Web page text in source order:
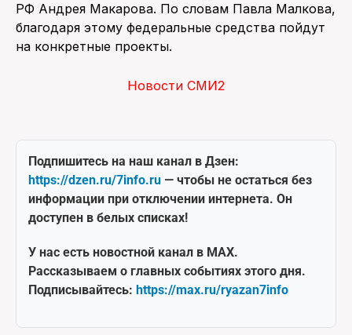
РФ Андрея Макарова. По словам Павла Малкова,
благодаря этому федеральные средства пойдут
на конкретные проекты.
Новости СМИ2
Подпишитесь на наш канал в Дзен:
https://dzen.ru/7info.ru — чтобы не остаться без
информации при отключении интернета. Он
доступен в белых списках!
У нас есть новостной канал в MAX.
Рассказываем о главных событиях этого дня.
Подписывайтесь: https://max.ru/ryazan7info